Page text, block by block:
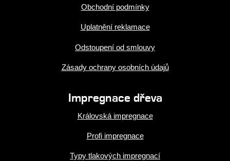
Obchodní podmínky
Uplatnění reklamace
Odstoupení od smlouvy
Zásady ochrany osobních údajů
Impregnace dřeva
Královská impregnace
Profi impregnace
Typy tlakových impregnací